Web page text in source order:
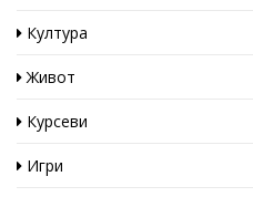
Култура
Живот
Курсеви
Игри